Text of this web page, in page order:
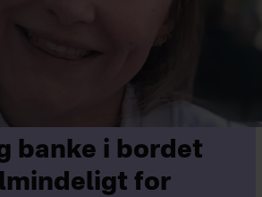
banke i bordet
for